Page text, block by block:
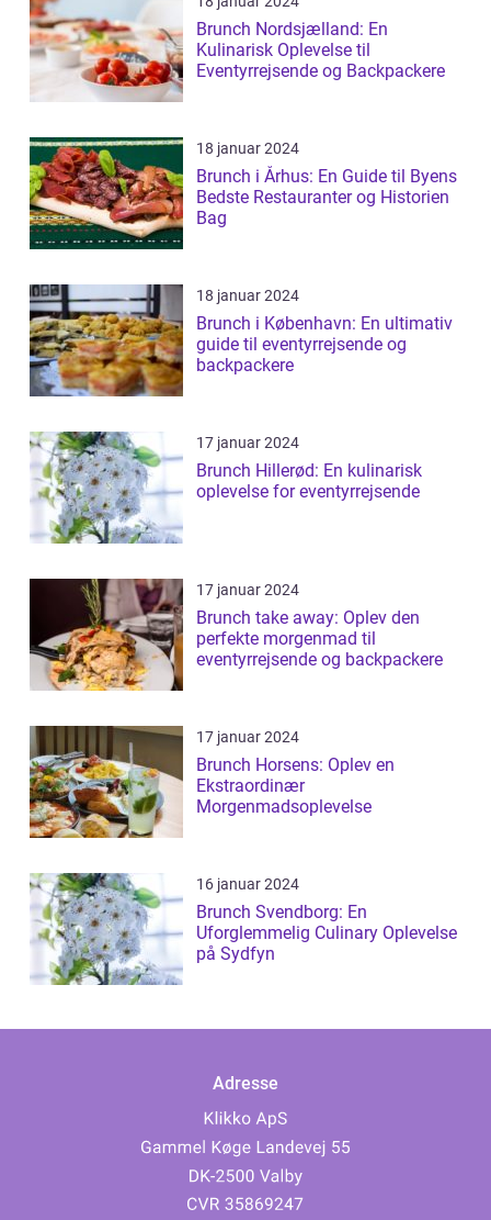
Brunch Nordsjælland: En
Kulinarisk Oplevelse til
Eventyrrejsende og Backpackere
18 januar 2024
Brunch i Århus: En Guide til Byens
Bedste Restauranter og Historien
Bag
18 januar 2024
Brunch i København: En ultimativ
guide til eventyrrejsende og
backpackere
17 januar 2024
Brunch Hillerød: En kulinarisk
oplevelse for eventyrrejsende
17 januar 2024
Brunch take away: Oplev den
perfekte morgenmad til
eventyrrejsende og backpackere
17 januar 2024
Brunch Horsens: Oplev en
Ekstraordinær
Morgenmadsoplevelse
16 januar 2024
Brunch Svendborg: En
Uforglemmelig Culinary Oplevelse
på Sydfyn
Adresse